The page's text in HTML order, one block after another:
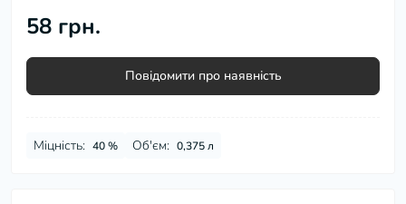
58 грн.
Повідомити про наявність
Міцність: 40 % Об'єм: 0,375 л